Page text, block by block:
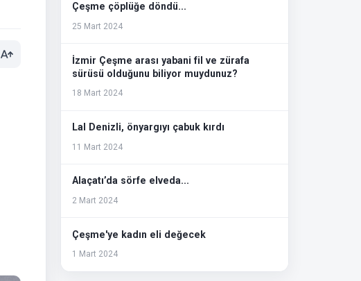
Çeşme çöplüğe döndü...
25 Mart 2024
İzmir Çeşme arası yabani fil ve zürafa
sürüsü olduğunu biliyor muydunuz?
18 Mart 2024
Lal Denizli, önyargıyı çabuk kırdı
11 Mart 2024
Alaçatı’da sörfe elveda...
2 Mart 2024
Çeşme'ye kadın eli değecek
1 Mart 2024